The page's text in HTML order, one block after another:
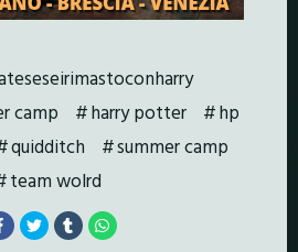
camp
harry potter
hp
quidditch
summer camp
team wolrd